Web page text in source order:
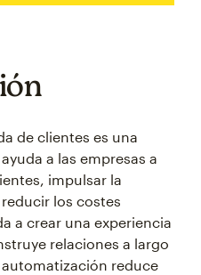
de clientes es una
a las empresas a
impulsar la
los costes
a crear una experiencia
relaciones a largo
reduce